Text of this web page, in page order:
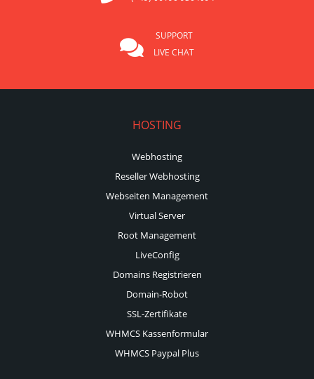
SUPPORT
LIVE CHAT
HOSTING
Webhosting
Reseller Webhosting
Webseiten Management
Virtual Server
Root Management
LiveConfig
Domains Registrieren
Domain-Robot
SSL-Zertifikate
WHMCS Kassenformular
WHMCS Paypal Plus